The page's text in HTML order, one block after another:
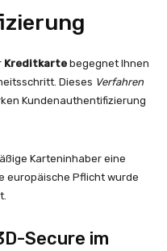
Kreditkarte begegnet Ihnen
Dieses Verfahren
Kundenauthentifizierung
Karteninhaber eine
europäische Pflicht wurde
Secure im